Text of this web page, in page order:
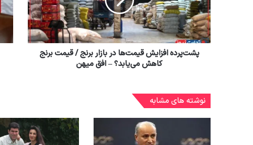
پشت‌پرده افزایش قیمت‌ها در بازار برنج / قیمت برنج‌
کاهش می‌یابد؟ – افق میهن
نوشته های مشابه